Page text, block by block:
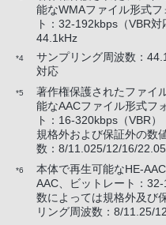
能なWMAファイル形式
ト：32-192kbps（VBR
44.1kHz
*4
サンプリング周波数：
対応
*5
著作権保護されたファイ
能なAACファイル形式フ
ト：16-320kbps（VBR
規格外および保証外の数
数：8/11.025/12/16/
*6
本体で再生可能なHE-
AAC、ビットレート：
数によっては規格外及び
リング周波数：8/11.25/